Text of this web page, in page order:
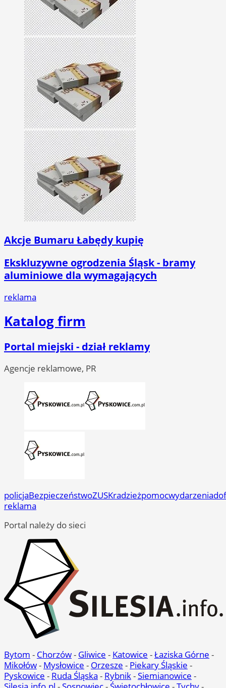
Akcje Bumaru Łabędy kupię
Ekskluzywne ogrodzenia Śląsk - bramy
aluminiowe dla wymagających
reklama
Katalog firm
Portal miejski - dział reklamy
Agencje reklamowe, PR
policjaBezpieczeństwoZUSKradzieżpomocwydarzenia
reklama
Portal należy do sieci
Bytom - Chorzów- Gliwice - Katowice -Łaziska Górne -
Mikołów- Mysłowice - Orzesze - Piekary Śląskie -
Pyskowice - Ruda Śląska - Rybnik-Siemianowice -